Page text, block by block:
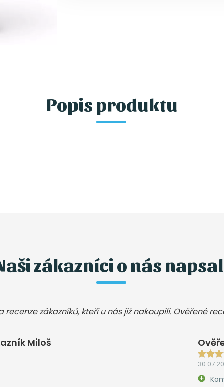
Popis produktu
zákazníci o nás
recenze zákazníků, kteří u nás již nakoupili. Ověřené
Miloš